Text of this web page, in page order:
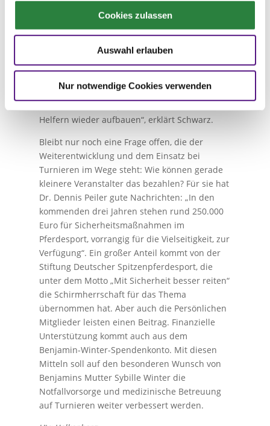
Cookies zulassen
Auswahl erlauben
Nur notwendige Cookies verwenden
abbrechbaren Metallstifte („Pin“ und „Reverse
Pin“, siehe S. 7) für den Einsatz bei
internationalen Prüfungen zugelassen. Ein
MIM-Tisch bzw. eine MIM-Ecke haben diese
Ihr besonderer Vorteil: „Sie lassen sich sehr
Helfern wieder aufbauen“, erklärt Schwarz.
Bleibt nur noch eine Frage offen, die der
Weiterentwicklung und dem Einsatz bei
Turnieren im Wege steht: Wie können gerade
kleinere Veranstalter das bezahlen? Für sie hat
Dr. Dennis Peiler gute Nachrichten: „In den
kommenden drei Jahren stehen rund 250.000
Euro für Sicherheitsmaßnahmen im
Pferdesport, vorrangig für die Vielseitigkeit, zur
Verfügung“. Ein großer Anteil kommt von der
Stiftung Deutscher Spitzenpferdesport, die
unter dem Motto „Mit Sicherheit besser reiten“
die Schirmherrschaft für das Thema
übernommen hat. Aber auch die Persönlichen
Mitglieder leisten einen Beitrag. Finanzielle
Unterstützung kommt auch aus dem
Benjamin-Winter-Spendenkonto. Mit diesen
Mitteln soll auf den besonderen Wunsch von
Benjamins Mutter Sybille Winter die
Notfallvorsorge und medizinische Betreuung
auf Turnieren weiter verbessert werden.